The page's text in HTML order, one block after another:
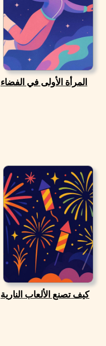
المرأة الأولى في الفضاء
كيف تصنع الألعاب النارية